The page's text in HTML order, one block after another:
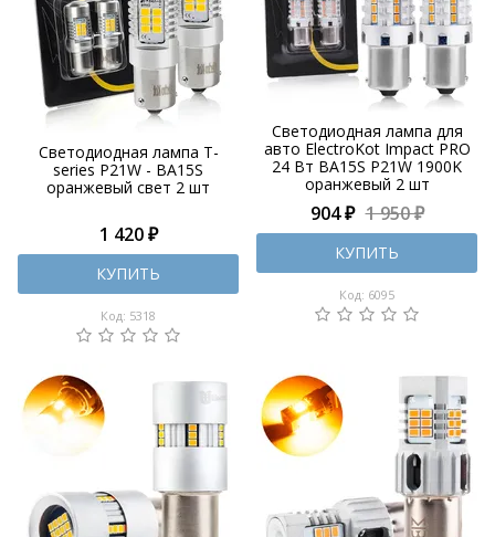
Светодиодная лампа T-
series P21W - BA15S
оранжевый свет 2 шт
1 420 ₽
КУПИТЬ
Код: 5318
Светодиодная лампа для
авто ElectroKot Impact PRO
24 Вт BA15S P21W 1900K
оранжевый 2 шт
904 ₽ 1 950 ₽
КУПИТЬ
Код: 6095